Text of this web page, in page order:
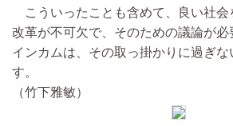
こういったことも含めて、良い社会
改革が不可欠で、そのための議論が必
インカムは、その取っ掛かりに過ぎな
す。
（竹下雅敏）